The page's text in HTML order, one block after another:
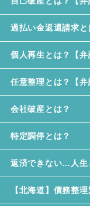
過払い金返還請求と
個人再生とは？【弁
任意整理とは？【弁
会社破産とは？
特定調停とは？
返済できない…人生
【北海道】債務整